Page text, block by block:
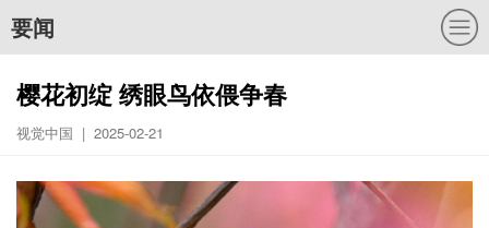
要闻
樱花初绽 绣眼鸟依偎争春
视觉中国 | 2025-02-21